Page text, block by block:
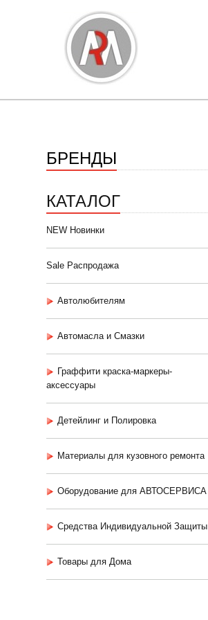
БРЕНДЫ
КАТАЛОГ
NEW Новинки
Sale Распродажа
Автолюбителям
Автомасла и Смазки
Граффити краска-маркеры-
аксессуары
Детейлинг и Полировка
Материалы для кузовного ремонта
Оборудование для АВТОСЕРВИСА
Средства Индивидуальной Защиты
Товары для Дома